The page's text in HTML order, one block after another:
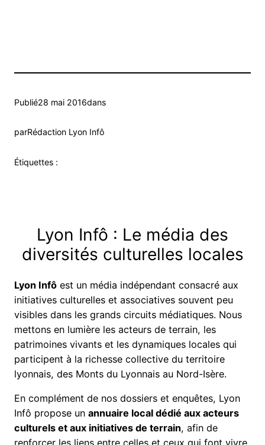
Publié28 mai 2016dans
parRédaction Lyon Infô
Étiquettes :
Lyon Infô : Le média des
diversités culturelles locales
Lyon Infô est un média indépendant consacré aux
initiatives culturelles et associatives souvent peu
visibles dans les grands circuits médiatiques. Nous
mettons en lumière les acteurs de terrain, les
patrimoines vivants et les dynamiques locales qui
participent à la richesse collective du territoire
lyonnais, des Monts du Lyonnais au Nord-Isère.
En complément de nos dossiers et enquêtes, Lyon
Infô propose un annuaire local dédié aux acteurs
culturels et aux initiatives de terrain, afin de